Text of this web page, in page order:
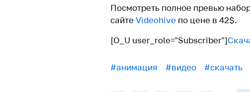
Посмотреть полное превью
сайте Videohive по цене в 42$.
[O_U user_role=”Subscriber”]
#анимация #видео #скачать